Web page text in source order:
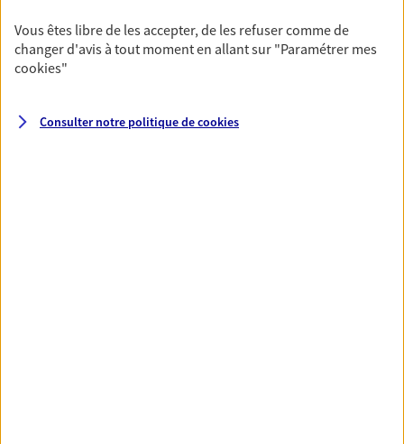
responsabilité civile.
Découvrir l'offre Multirisque Entreprise
Vous êtes libre de les accepter, de les refuser comme de
changer d'avis à tout moment en allant sur "Paramétrer mes
cookies"
Consulter notre politique decookies